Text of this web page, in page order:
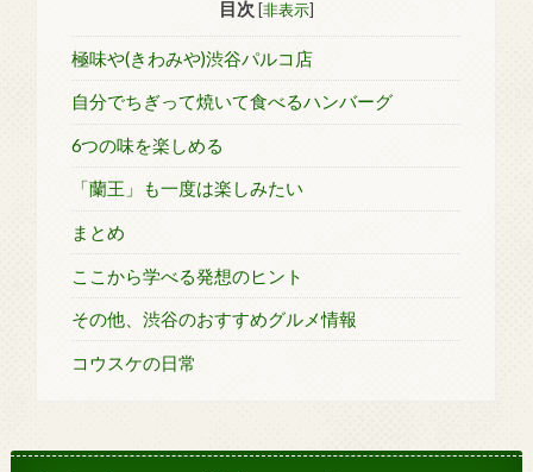
目次 [非表示]
極味や(きわみや)渋谷パルコ店
自分でちぎって焼いて食べるハンバーグ
6つの味を楽しめる
「蘭王」も一度は楽しみたい
まとめ
ここから学べる発想のヒント
その他、渋谷のおすすめグルメ情報
コウスケの日常